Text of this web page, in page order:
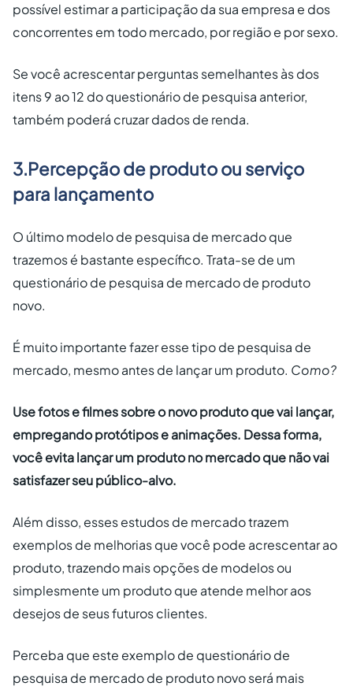
possível estimar a participação da sua empresa e dos
concorrentes em todo mercado, por região e por sexo.
Se você acrescentar perguntas semelhantes às dos
itens 9 ao 12 do questionário de pesquisa anterior,
também poderá cruzar dados de renda.
3.Percepção de produto ou serviço
para lançamento
O último modelo de pesquisa de mercado que
trazemos é bastante específico. Trata-se de um
questionário de pesquisa de mercado de produto
novo.
É muito importante fazer esse tipo de pesquisa de
mercado, mesmo antes de lançar um produto. Como?
Use fotos e filmes sobre o novo produto que vai lançar,
empregando protótipos e animações. Dessa forma,
você evita lançar um produto no mercado que não vai
satisfazer seu público-alvo.
Além disso, esses estudos de mercado trazem
exemplos de melhorias que você pode acrescentar ao
produto, trazendo mais opções de modelos ou
simplesmente um produto que atende melhor aos
desejos de seus futuros clientes.
Perceba que este exemplo de questionário de
pesquisa de mercado de produto novo será mais